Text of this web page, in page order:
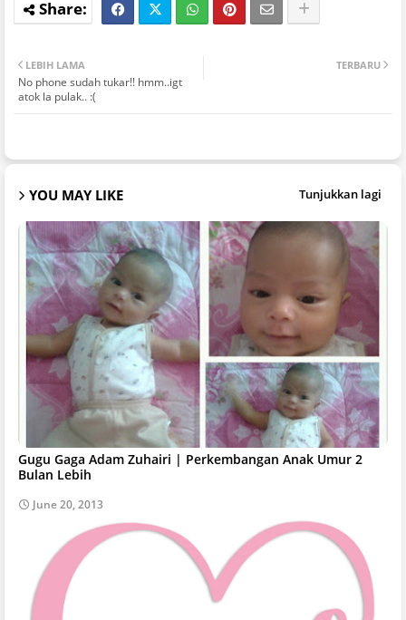
TERBARU
LEBIH LAMA
No phone sudah tukar!! hmm..igt
atok la pulak.. :(
YOU MAY LIKE Tunjukkan lagi
Gugu Gaga Adam Zuhairi | Perkembangan Anak Umur 2
Bulan Lebih
June 20, 2013